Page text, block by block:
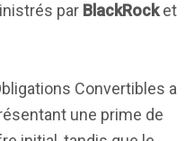
par BlackRocket
Convertibles a
une prime de